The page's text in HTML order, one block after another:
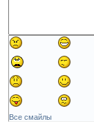
Все смайлы